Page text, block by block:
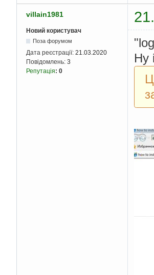
villain1981
Новий користувач
Поза форумом
Дата реєстрації: 21.03.2020
Повідомлень: 3
Репутація: 0
Ну